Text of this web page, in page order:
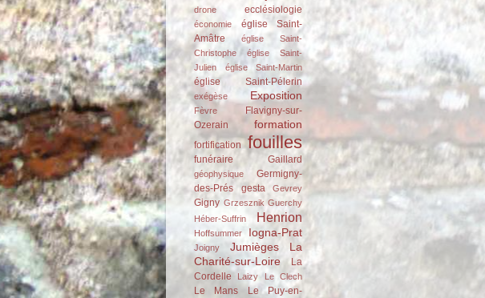
drone
ecclésiologie
économie
église Saint-
Amâtre
église Saint-
Christophe
église Saint-
Julien
église Saint-Martin
église Saint-Pélerin
exégèse Exposition
Fèvre
Flavigny-sur-
Ozerain
formation
fortification fouilles
funéraire Gaillard
géophysique
Germigny-
des-Prés
gesta Gevrey
Gigny Grzesznik Guerchy
Héber-Suffrin
Henrion
Hoffsummer Iogna-Prat
Joigny Jumièges
La
Charité-sur-Loire
La
Cordelle
Laizy Le Clech
Le Mans
Le Puy-en-